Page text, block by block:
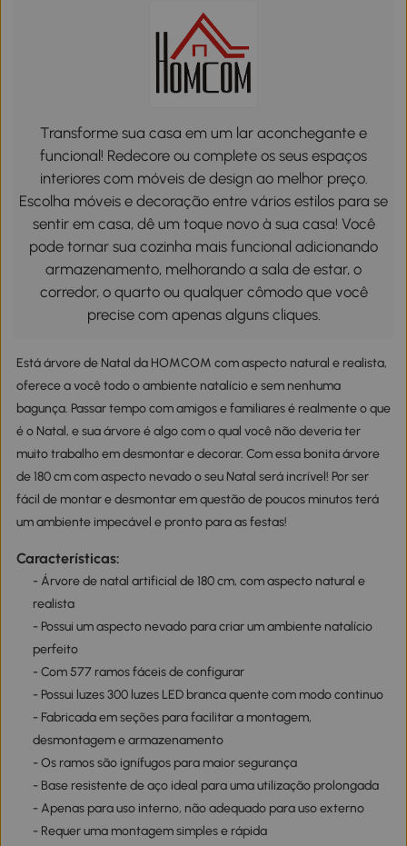
Transforme sua casa em um lar aconchegante e
funcional! Redecore ou complete os seus espaços
interiores com móveis de design ao melhor preço.
Escolha móveis e decoração entre vários estilos para se
sentir em casa, dê um toque novo à sua casa! Você
pode tornar sua cozinha mais funcional adicionando
armazenamento, melhorando a sala de estar, o
corredor, o quarto ou qualquer cômodo que você
precise com apenas alguns cliques.
Está árvore de Natal da HOMCOM com aspecto natural e realista,
oferece a você todo o ambiente natalício e sem nenhuma
bagunça. Passar tempo com amigos e familiares é realmente o que
é o Natal, e sua árvore é algo com o qual você não deveria ter
muito trabalho em desmontar e decorar. Com essa bonita árvore
de 180 cm com aspecto nevado o seu Natal será incrível! Por ser
fácil de montar e desmontar em questão de poucos minutos terá
um ambiente impecável e pronto para as festas!
Características:
- Árvore de natal artificial de 180 cm, com aspecto natural e
realista
- Possui um aspecto nevado para criar um ambiente natalício
perfeito
- Com 577 ramos fáceis de configurar
- Possui luzes 300 luzes LED branca quente com modo continuo
- Fabricada em seções para facilitar a montagem,
desmontagem e armazenamento
- Os ramos são ignífugos para maior segurança
- Base resistente de aço ideal para uma utilização prolongada
- Apenas para uso interno, não adequado para uso externo
- Requer uma montagem simples e rápida